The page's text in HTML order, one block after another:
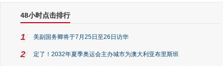
48小时点击排行
1 美副国务卿将于7月25日至26日访华
2 定了！2032年夏季奥运会主办城市为澳大利亚布里斯班